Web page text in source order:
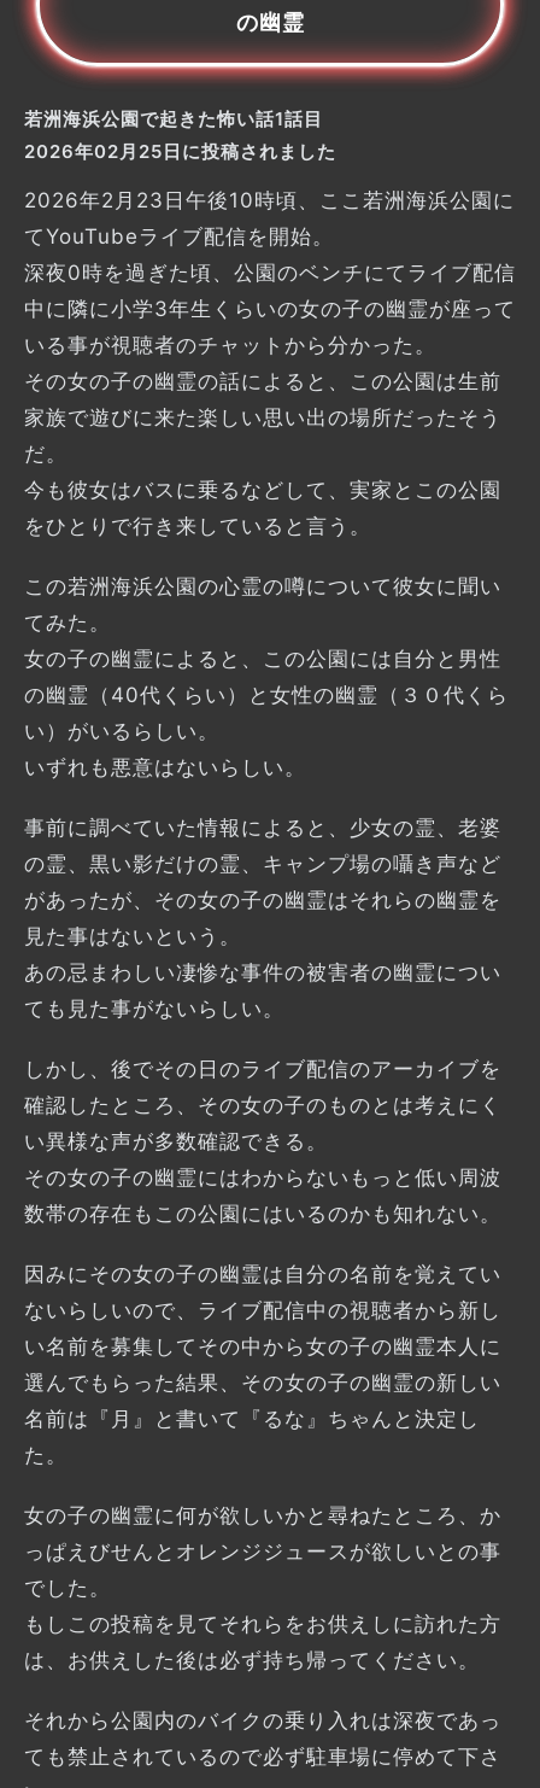
の幽霊
若洲海浜公園で起きた怖い話1話目
2026年02月25日に投稿されました
2026年2月23日午後10時頃、ここ若洲海浜公園に
てYouTubeライブ配信を開始。
深夜0時を過ぎた頃、公園のベンチにてライブ配信
中に隣に小学3年生くらいの女の子の幽霊が座って
いる事が視聴者のチャットから分かった。
その女の子の幽霊の話によると、この公園は生前
家族で遊びに来た楽しい思い出の場所だったそう
だ。
今も彼女はバスに乗るなどして、実家とこの公園
をひとりで行き来していると言う。
この若洲海浜公園の心霊の噂について彼女に聞い
てみた。
女の子の幽霊によると、この公園には自分と男性
の幽霊（40代くらい）と女性の幽霊（３０代くら
い）がいるらしい。
いずれも悪意はないらしい。
事前に調べていた情報によると、少女の霊、老婆
の霊、黒い影だけの霊、キャンプ場の囁き声など
があったが、その女の子の幽霊はそれらの幽霊を
見た事はないという。
あの忌まわしい凄惨な事件の被害者の幽霊につい
ても見た事がないらしい。
しかし、後でその日のライブ配信のアーカイブを
確認したところ、その女の子のものとは考えにく
い異様な声が多数確認できる。
その女の子の幽霊にはわからないもっと低い周波
数帯の存在もこの公園にはいるのかも知れない。
因みにその女の子の幽霊は自分の名前を覚えてい
ないらしいので、ライブ配信中の視聴者から新し
い名前を募集してその中から女の子の幽霊本人に
選んでもらった結果、その女の子の幽霊の新しい
名前は『月』と書いて『るな』ちゃんと決定し
た。
女の子の幽霊に何が欲しいかと尋ねたところ、か
っぱえびせんとオレンジジュースが欲しいとの事
でした。
もしこの投稿を見てそれらをお供えしに訪れた方
は、お供えした後は必ず持ち帰ってください。
それから公園内のバイクの乗り入れは深夜であっ
ても禁止されているので必ず駐車場に停めて下さ